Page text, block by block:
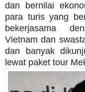
dan bernilai
para turis yang
bekerjasama
Vietnam dan
dan banyak
lewat paket tour